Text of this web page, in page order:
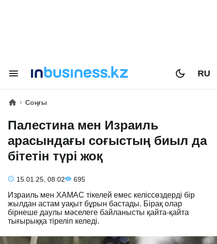
RU
Соңғы
Палестина мен Израиль
арасындағы соғыстың биыл да
бітетін түрі жоқ
15.01.25, 08:02 695
Израиль мен ХАМАС тікелей емес келіссөздерді бір
жылдан астам уақыт бұрын бастады. Бірақ олар
бірнеше даулы мәселеге байланысты қайта-қайта
тығырыққа тіреліп келеді.